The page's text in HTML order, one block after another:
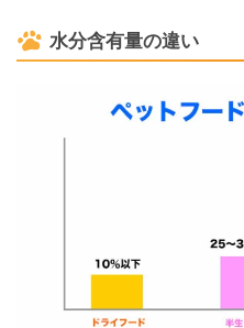
水分含有量の違い